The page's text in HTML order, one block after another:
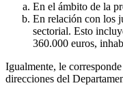
En el ámbito de la
En relación con los
sectorial. Esto
360.000 euros,
Igualmente, le
direcciones del